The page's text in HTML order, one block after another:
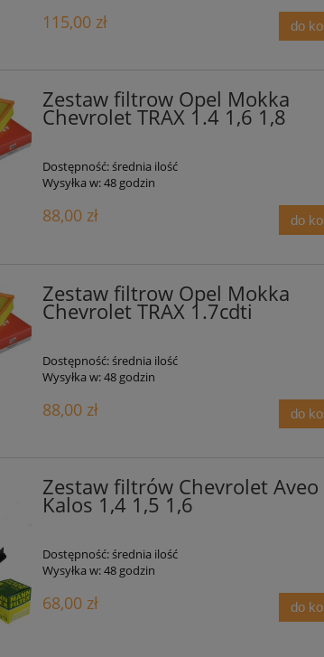
115,00 zł do
Zestaw filtrow Opel Mokka
Chevrolet TRAX 1.4 1,6 1,8
Dostępność:średnia ilość
Wysyłka w:48 godzin
88,00 zł do
Zestaw filtrow Opel Mokka
Chevrolet TRAX 1.7cdti
Dostępność:średnia ilość
Wysyłka w:48 godzin
88,00 zł do
Zestaw filtrów Chevrolet Aveo
Kalos 1,4 1,5 1,6
Dostępność:średnia ilość
Wysyłka w:48 godzin
68,00 zł do